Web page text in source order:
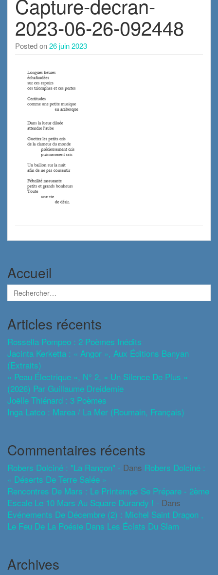
Capture-decran-
2023-06-26-092448
Posted on26 juin 2023
Accueil
Articles récents
Rossella Pompeo : 2 Poèmes Inédits
Jacinta Kerketta : « Angor », Aux Éditions Banyan
(extraits)
« Peau Électrique », N° 2, « Un Silence De Plus »
(2026) Par Guillaume Dreidemie
Joëlle Thiénard : 3 Poèmes
Inga Latco : Marea / La Mer (roumain, Français)
Commentaires récents
Robers Dolciné : "La Rançon" - Dans Robers Dolciné :
« Déserts De Terre Salée »
Rencontres De Mars : Le Printemps Se Prépare - 2ème
Escale Le 10 Mars Au Square Durandy ! - Dans
Evénements De Décembre (2) : Michel Saint Dragon ,
Le Feu De La Poésie Dans Les Éclats Du Slam
Archives